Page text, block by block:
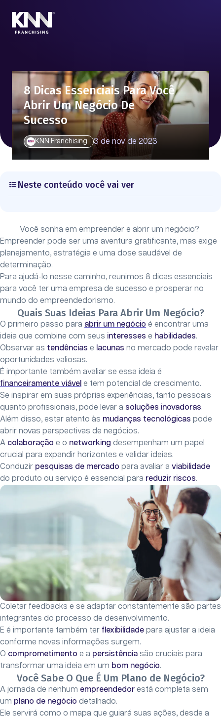
8 Dicas Essenciais Para Você
Abrir Um Negócio De
Sucesso
KNN Franchising 3 de nov de 2023
Neste conteúdo você vai ver
Você sonha em empreender e abrir um negócio?
Empreender pode ser uma aventura gratificante, mas exige
planejamento, estratégia e uma dose saudável de
determinação.
Para ajudá-lo nesse caminho, reunimos 8 dicas essenciais
para você ter uma empresa de sucesso e prosperar no
mundo do empreendedorismo.
Quais Suas Ideias Para Abrir Um Negócio?
O primeiro passo para abrir um negócio é encontrar uma
ideia que combine com seus interesses e habilidades.
Observar as tendências e lacunas no mercado pode revelar
oportunidades valiosas.
É importante também avaliar se essa ideia é
financeiramente viável e tem potencial de crescimento.
Se inspirar em suas próprias experiências, tanto pessoais
quanto profissionais, pode levar a soluções inovadoras.
Além disso, estar atento às mudanças tecnológicas pode
abrir novas perspectivas de negócios.
A colaboração e o networking desempenham um papel
crucial para expandir horizontes e validar ideias.
Conduzir pesquisas de mercado para avaliar a viabilidade
do produto ou serviço é essencial para reduzir riscos.
Coletar feedbacks e se adaptar constantemente são partes
integrantes do processo de desenvolvimento.
E é importante também ter flexibilidade para ajustar a ideia
conforme novas informações surgem.
O comprometimento e a persistência são cruciais para
transformar uma ideia em um bom negócio.
Você Sabe O Que É Um Plano de Negócio?
A jornada de nenhum empreendedor está completa sem
um plano de negócio detalhado.
Ele servirá como o mapa que guiará suas ações, desde a